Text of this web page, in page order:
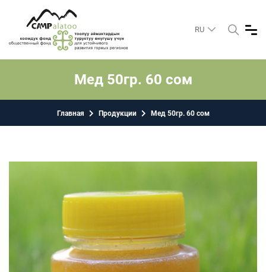
RU
Мед 50гр. 60 сом
Главная Продукции Мед 50гр. 60 сом